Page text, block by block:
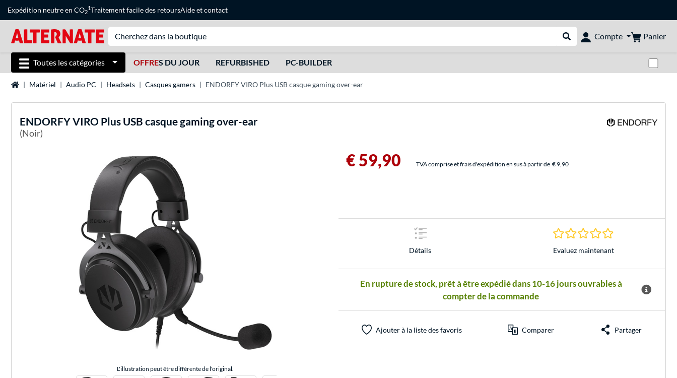
Expédition neutre en CO2
1Traitement facile des retoursAideetcontact
Rechercher dans le shop
Compte Panier
Toutes les catégories OFFRES DU JOUR REFURBISHED PC-BUILDER
Page d'accueil
Matériel Audio PC Headsets Casques gamers ENDORFY VIRO Plus USB casque gaming over-ear
ENDORFYVIRO Plus USB casque gaming over-ear
(Noir)
L'illustration peut être différente de l'original.
€ 59,90 TVA comprise et frais d'expédition en sus à partir de € 9,90
Détails
0.0 Étoiles à 0
Evaluez maintenant
En rupture de stock, prêt à être expédié dans 10-16 jours ouvrables à
compter de la commande
Ajouter à la liste des favoris Comparer Partager